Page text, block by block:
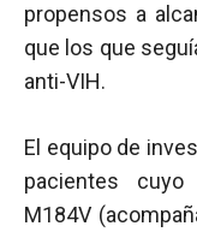
propensos a
que los que
anti-VIH.
El equipo de
pacientes
M184V